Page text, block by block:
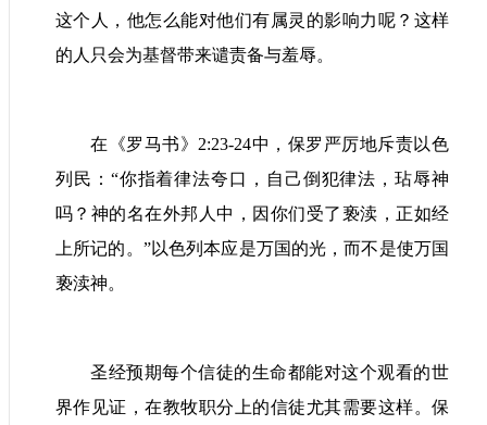
这个人，他怎么能对他们有属灵的影响力呢？这样
的人只会为基督带来谴责备与羞辱。
在《罗马书》 2:23-24中，保罗严厉地斥责以色
列民：“你指着律法夸口，自己倒犯律法，玷辱神
吗？神的名在外邦人中，因你们受了亵渎，正如经
上所记的。”以色列本应是万国的光，而不是使万国
亵渎神。
圣经预期每个信徒的生命都能对这个观看的世
界作见证，在教牧职分上的信徒尤其需要这样。保